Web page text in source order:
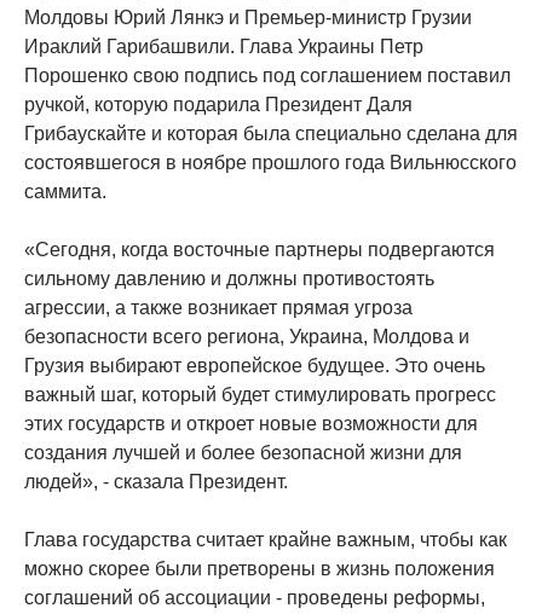
Молдовы Юрий Лянкэ и Премьер-министр Грузии
Ираклий Гарибашвили. Глава Украины Петр
Порошенко свою подпись под соглашением поставил
ручкой, которую подарила Президент Даля
Грибаускайте и которая была специально сделана для
состоявшегося в ноябре прошлого года Вильнюсского
саммита.
«Сегодня, когда восточные партнеры подвергаются
сильному давлению и должны противостоять
агрессии, а также возникает прямая угроза
безопасности всего региона, Украина, Молдова и
Грузия выбирают европейское будущее. Это очень
важный шаг, который будет стимулировать прогресс
этих государств и откроет новые возможности для
создания лучшей и более безопасной жизни для
людей», - сказала Президент.
Глава государства считает крайне важным, чтобы как
можно скорее были претворены в жизнь положения
соглашений об ассоциации - проведены реформы,